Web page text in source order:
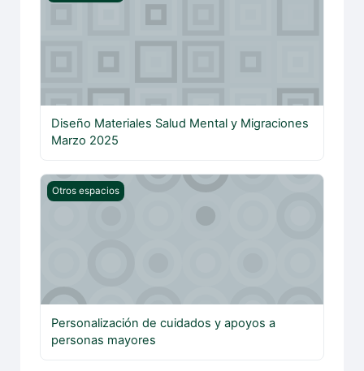
Diseño Materiales Salud Mental y Migraciones
Marzo 2025
Personalización de cuidados y apoyos a personas
Otros espacios
Personalización de cuidados y apoyos a
personas mayores